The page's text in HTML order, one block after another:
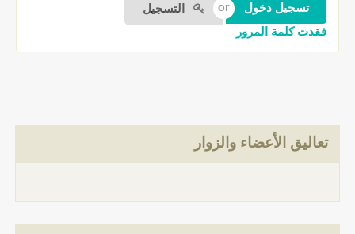
التسجيل
فقدت كلمة المرور
تعاليق الأعضاء والزوار